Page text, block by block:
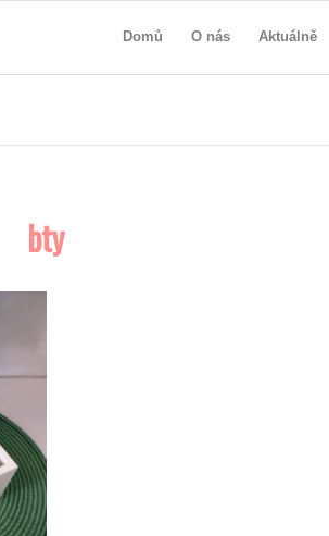
Domů O nás Aktuálně
bty